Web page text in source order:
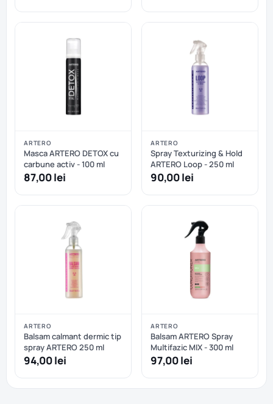
ARTERO
Masca ARTERO DETOX cu
carbune activ - 100 ml
87,00 lei
ARTERO
Spray Texturizing & Hold
ARTERO Loop - 250 ml
90,00 lei
ARTERO
Balsam calmant dermic tip
spray ARTERO 250 ml
94,00 lei
ARTERO
Balsam ARTERO Spray
Multifazic MIX - 300 ml
97,00 lei